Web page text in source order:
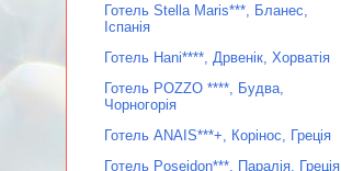
Готель Stella Maris***, Бланес,
Іспанія
Готель Hani****, Дрвенік, Хорватія
Готель POZZO ****, Будва,
Чорногорія
Готель ANAIS***+, Корінос, Греція
Готель Poseidon***, Паралія, Греція